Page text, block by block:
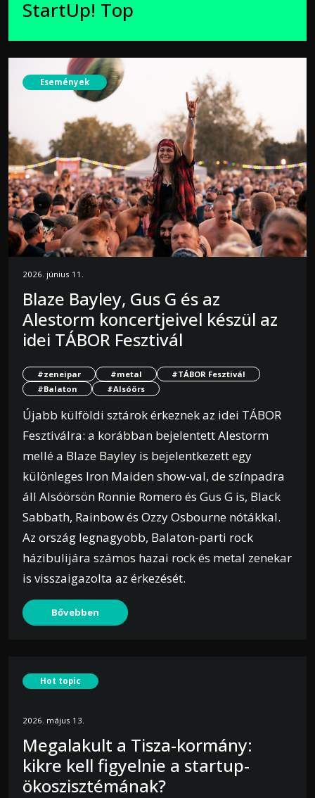
StartUp! Top
Események
2026. június 11.
Blaze Bayley, Gus G és az
Alestorm koncertjeivel készül az
idei TÁBOR Fesztivál
#zeneipar #metal
#TÁBOR Fesztivál
#Balaton
#Alsóörs
Újabb külföldi sztárok érkeznek az idei TÁBOR
Fesztiválra: a korábban bejelentett Alestorm
mellé a Blaze Bayley is bejelentkezett egy
különleges Iron Maiden show-val, de színpadra
áll Alsóörsön Ronnie Romero és Gus G is, Black
Sabbath, Rainbow és Ozzy Osbourne nótákkal.
Az ország legnagyobb, Balaton-parti rock
házibulijára számos hazai rock és metal zenekar
is visszaigazolta az érkezését.
Bővebben
Hot topic
2026. május 13.
Megalakult a Tisza-kormány:
kikre kell figyelnie a startup-
ökoszisztémának?